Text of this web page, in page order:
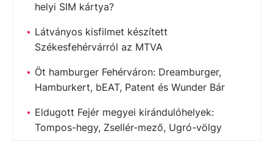
helyi SIM kártya?
Látványos kisfilmet készített
Székesfehérvárról az MTVA
Öt hamburger Fehérváron: Dreamburger,
Hamburkert, bEAT, Patent és Wunder Bár
Eldugott Fejér megyei kirándulóhelyek:
Tompos-hegy, Zsellér-mező, Ugró-völgy